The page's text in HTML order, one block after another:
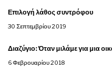
ο
ή
γ
Επιλογή λάθος συντρόφου
30 Σεπτεμβρίου 2019
Διαζύγιο: Όταν μιλάμε για μια
6 Φεβρουαρίου 2018